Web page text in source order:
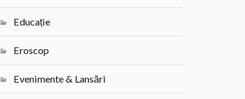
Educație
Eroscop
Evenimente & Lansări